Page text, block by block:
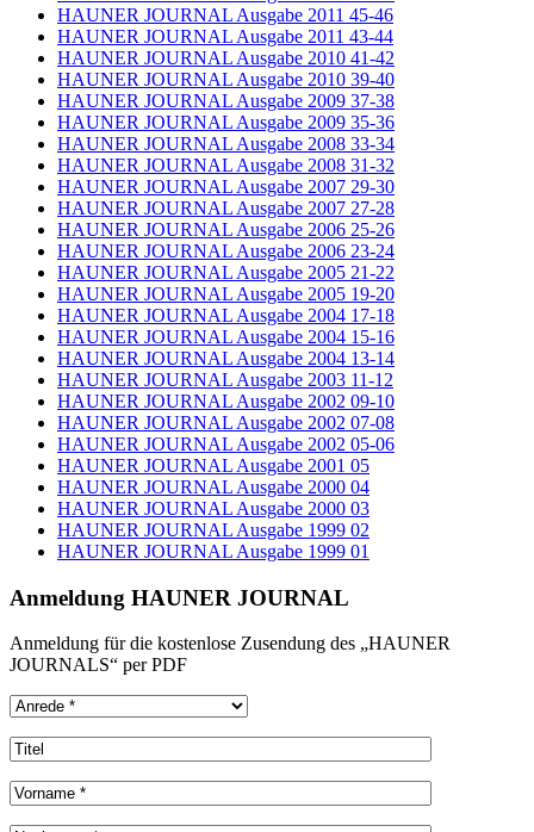
HAUNER JOURNAL Ausgabe 2011 45-46
HAUNER JOURNAL Ausgabe 2011 43-44
HAUNER JOURNAL Ausgabe 2010 41-42
HAUNER JOURNAL Ausgabe 2010 39-40
HAUNER JOURNAL Ausgabe 2009 37-38
HAUNER JOURNAL Ausgabe 2009 35-36
HAUNER JOURNAL Ausgabe 2008 33-34
HAUNER JOURNAL Ausgabe 2008 31-32
HAUNER JOURNAL Ausgabe 2007 29-30
HAUNER JOURNAL Ausgabe 2007 27-28
HAUNER JOURNAL Ausgabe 2006 25-26
HAUNER JOURNAL Ausgabe 2006 23-24
HAUNER JOURNAL Ausgabe 2005 21-22
HAUNER JOURNAL Ausgabe 2005 19-20
HAUNER JOURNAL Ausgabe 2004 17-18
HAUNER JOURNAL Ausgabe 2004 15-16
HAUNER JOURNAL Ausgabe 2004 13-14
HAUNER JOURNAL Ausgabe 2003 11-12
HAUNER JOURNAL Ausgabe 2002 09-10
HAUNER JOURNAL Ausgabe 2002 07-08
HAUNER JOURNAL Ausgabe 2002 05-06
HAUNER JOURNAL Ausgabe 2001 05
HAUNER JOURNAL Ausgabe 2000 04
HAUNER JOURNAL Ausgabe 2000 03
HAUNER JOURNAL Ausgabe 1999 02
HAUNER JOURNAL Ausgabe 1999 01
Anmeldung HAUNER JOURNAL
Anmeldung für die kostenlose Zusendung des „HAUNER
JOURNALS“ per PDF